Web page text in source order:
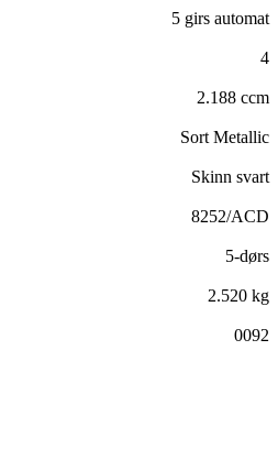
5 girs automat
4
2.188 ccm
Sort Metallic
Skinn svart
8252/ACD
5-dørs
2.520 kg
0092